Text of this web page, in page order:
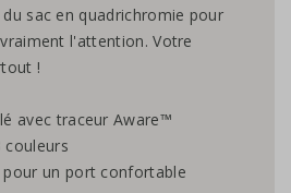
sac en quadrichromie pour
l'attention. Votre
!
avec traceur Aware™
couleurs
pour un port confortable